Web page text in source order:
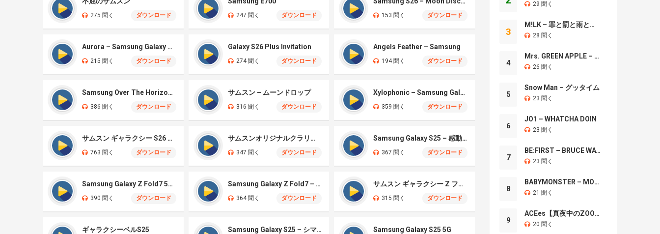
275 聞く ダウンロード 247 聞く ダウンロード 153 聞く ダウンロード
Aurora – Samsung Galaxy S26
215 聞く ダウンロード
Galaxy S26 Plus Invitation
274 聞く ダウンロード
Angels Feather – Samsung
194 聞く ダウンロード
Samsung Over The Horizon 2026
386 聞く ダウンロード
サムスン – ムーンドロップ
316 聞く ダウンロード
Xylophonic – Samsung Galaxy S26 Ultra
359 聞く ダウンロード
サムスン ギャラクシー S26 ウルトラ
763 聞く ダウンロード
サムスンオリジナルクラリティ
347 聞く ダウンロード
Samsung Galaxy S25 – 感動のセンセーション
367 聞く ダウンロード
Samsung Galaxy Z Fold7 5G – Illusionary
390 聞く ダウンロード
Samsung Galaxy Z Fold7 – Aurora
364 聞く ダウンロード
サムスン ギャラクシー Z フォールド7
315 聞く ダウンロード
ギャラクシーベルS25 Samsung Galaxy S25 – シマー Samsung Galaxy S25 5G
29 聞く
3
M!LK – 罪と罰と雨とキス
28 聞く
4
Mrs. GREEN APPLE – Brand New
26 聞く
5
Snow Man – グッタイム
23 聞く
6
JO1 – WHATCHA DOIN
23 聞く
7
BE:FIRST – BRUCE WAYNE
23 聞く
8
BABYMONSTER – MOON
21 聞く
9
ACEes【真夜中のZOO】
20 聞く